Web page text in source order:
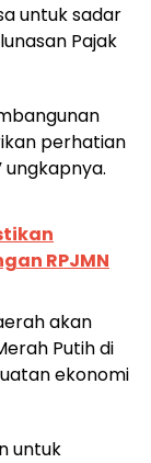
untuk sadar
Pajak
perhatian
ungkapnya.
RPJMN
akan
Putih di
ekonomi
untuk